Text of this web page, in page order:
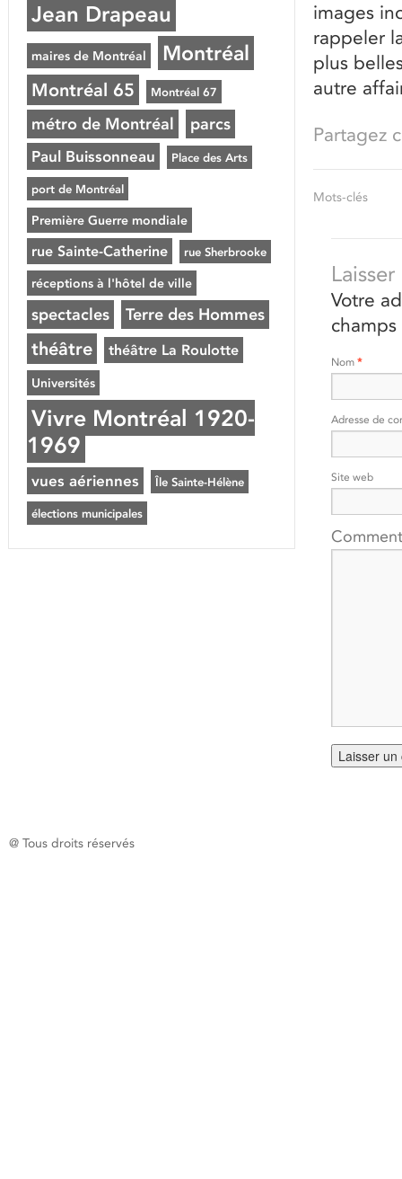
images
rappeler
plus
autre
Partagez
Mots-clés
Votre
Nom *
Adresse de
Site web
Jean Drapeau
maires de Montréal Montréal
Montréal 65 Montréal 67
métro de Montréal parcs
Paul Buissonneau Place des Arts
port de Montréal
Première Guerre mondiale
rue Sainte-Catherine rue Sherbrooke
réceptions à l'hôtel de ville
spectacles Terre des Hommes
théâtre théâtre La Roulotte
Universités
Vivre Montréal 1920-
1969
vues aériennes Île Sainte-Hélène
élections municipales
@ Tous droits réservés